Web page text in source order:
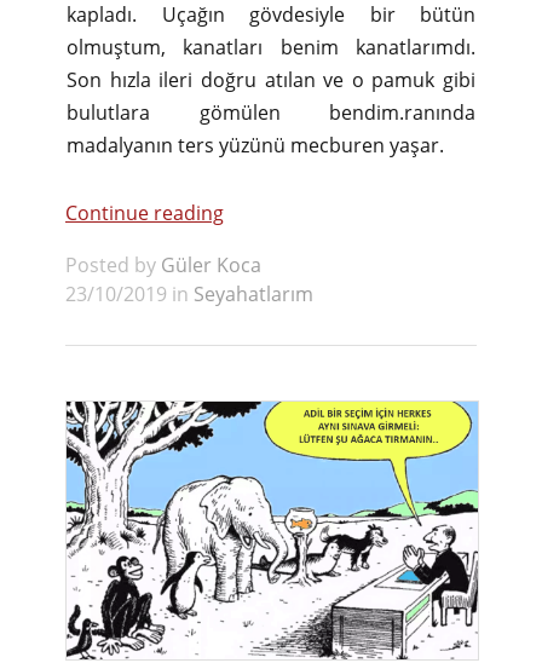
kapladı. Uçağın gövdesiyle bir bütün
olmuştum, kanatları benim kanatlarımdı.
Son hızla ileri doğru atılan ve o pamuk gibi
bulutlara gömülen bendim.ranında
madalyanın ters yüzünü mecburen yaşar.
Continue reading
Posted by Güler Koca
23/10/2019 in Seyahatlarım